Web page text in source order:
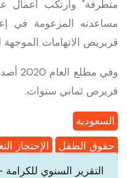
متطرفة" وارتكب أعمال
مساعدته المزعومة في
قريريص الاتهامات الموجهة
وفي
قريرص ثماني سنوات.
السعودية
الإحتجاز
حقوق الطفل
التقرير السنوي للكرامة -